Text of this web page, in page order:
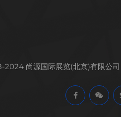
尚源国际展览(北京)有限公